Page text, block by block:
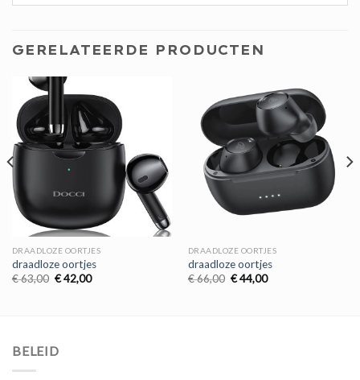
GERELATEERDE PRODUCTEN
DRAADLOZE OORTJES
draadloze oortjes
€63,00 Oorspronkelijke
€42,00Huidige
DRAADLOZE OORTJES
draadloze oortjes
€66,00 Oorspronkelijke
€44,00Huidige
BELEID